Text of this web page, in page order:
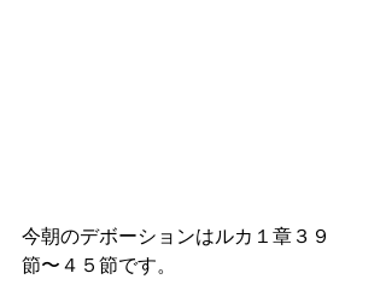
今朝のデボーションはルカ１章３９
節〜４５節です。